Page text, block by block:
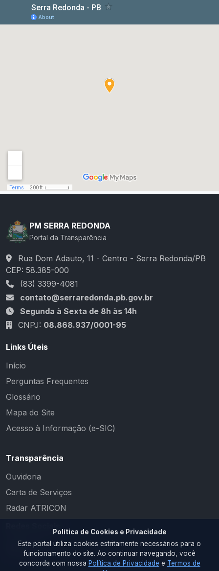
PM SERRA REDONDA
Portal da Transparência
Rua Dom Adauto, 11 - Centro - Serra Redonda/PB
CEP: 58.385-000
(83) 3399-4081
contato@serraredonda.pb.gov.br
Segunda à Sexta de 8h às 14h
CNPJ: 08.868.937/0001-95
Links Úteis
Início
Perguntas Frequentes
Glossário
Mapa do Site
Acesso à Informação (e-SIC)
Transparência
Ouvidoria
Carta de Serviços
Radar ATRICON
Política de Cookies e Privacidade
Este portal utiliza cookies estritamente necessários para o
funcionamento do site. Ao continuar navegando, você
concorda com nossa Política de Privacidade e Termos de